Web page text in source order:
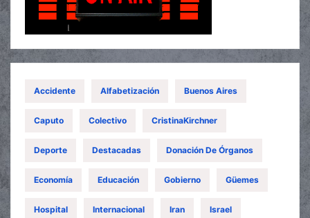
Accidente Alfabetización Buenos Aires
Caputo Colectivo CristinaKirchner
Deporte Destacadas Donación De Órganos
Economía Educación Gobierno Güemes
Hospital Internacional Iran Israel